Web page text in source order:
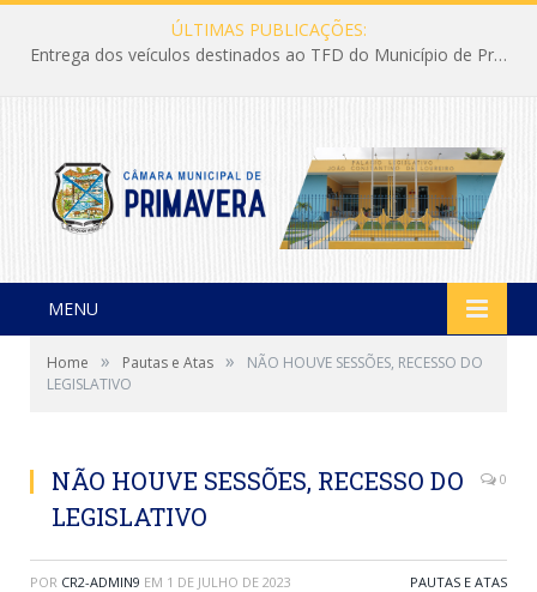
ÚLTIMAS PUBLICAÇÕES:
Entrega dos veículos destinados ao TFD do Município de Primavera
MENU
Home » Pautas e Atas »
NÃO HOUVE SESSÕES, RECESSO DO
LEGISLATIVO
NÃO HOUVE SESSÕES, RECESSO DO
LEGISLATIVO
0
POR CR2-ADMIN9 EM 1 DE JULHO DE 2023 PAUTAS E ATAS